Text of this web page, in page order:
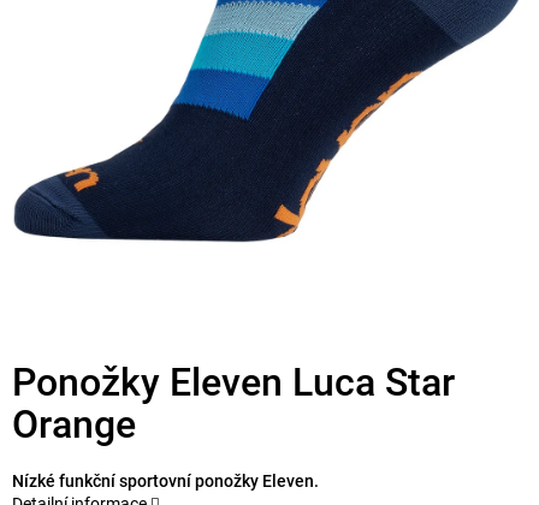
Ponožky Eleven Luca Star
Orange
Nízké funkční sportovní ponožky Eleven.